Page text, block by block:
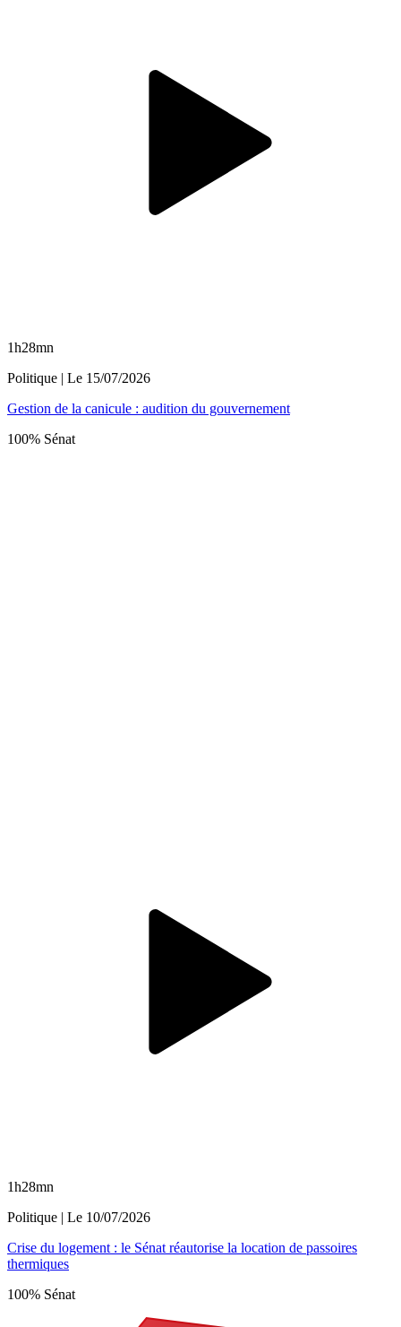
1h28mn
Politique | Le 15/07/2026
Gestion de la canicule : audition du gouvernement
100% Sénat
1h28mn
Politique | Le 10/07/2026
Crise du logement : le Sénat réautorise la location de passoires
thermiques
100% Sénat